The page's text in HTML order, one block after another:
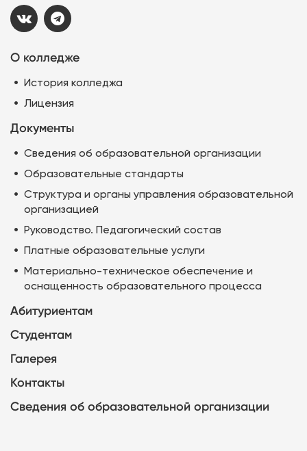
О колледже
История колледжа
Лицензия
Документы
Сведения об образовательной организации
Образовательные стандарты
Структура и органы управления образовательной
организацией
Руководство. Педагогический состав
Платные образовательные услуги
Материально-техническое обеспечение и
оснащенность образовательного процесса
Абитуриентам
Студентам
Галерея
Контакты
Сведения об образовательной организации